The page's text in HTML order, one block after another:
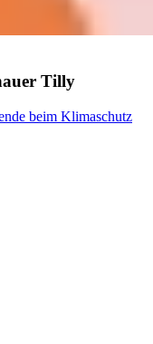
Tilly
beim Klimaschutz